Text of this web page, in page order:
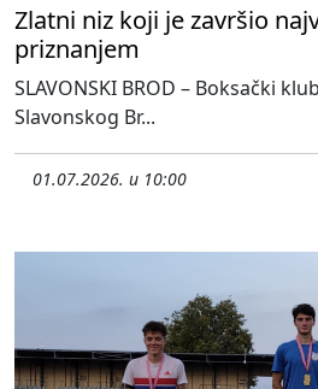
Zlatni niz koji je završio
priznanjem
SLAVONSKI BROD – Boksački
Slavonskog Br...
01.07.2026. u 10:00